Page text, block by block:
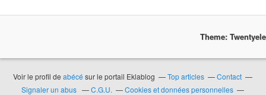
Theme:
Voir le profil deabécé sur le portail Eklablog Top articles
Contact
Signaler un abus
C.G.U.
Cookies et données personnelles